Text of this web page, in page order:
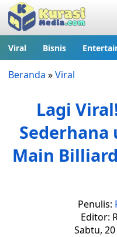
Viral Bisnis
Beranda »Viral
Lagi
Main
Penulis:
Editor:
Sabtu,